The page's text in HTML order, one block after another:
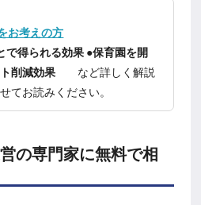
お考えの方
で得られる効果 ●保育園を開
削減効果 など詳しく解説
てお読みください。
の専門家に無料で相